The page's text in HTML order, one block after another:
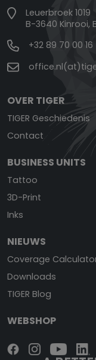
Leuerbroek 1019
B-3640 Kinrooi,
+32 89 70 00 16
OVER TIGER
TIGER Geschiedenis
Contact
BUSINESS UNITS
Tattoo
3D-Print
Inks
NIEUWS
Coverage
Downloads
TIGER Blog
WEBSHOP